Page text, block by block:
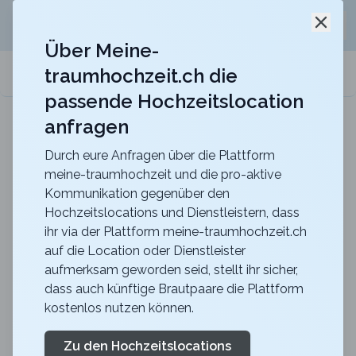
meine-traumhochzeit.ch
b_smart hotel Schönenwerd
Für ein zauberhaftes Hochzeitsfest
Zurück zur Suche
The Alpina Gstaad -
RESTAURANT MEGU
4.8
Abendessen
BE
Über Meine-
traumhochzeit.ch die
passende Hochzeitslocation
anfragen
Durch eure Anfragen über die Plattform
meine-traumhochzeit und die pro-aktive
Kommunikation gegenüber den
Hochzeitslocations und Dienstleistern, dass
ihr via der Plattform meine-traumhochzeit.ch
auf die Location oder Dienstleister
aufmerksam geworden seid, stellt ihr sicher,
dass auch künftige Brautpaare die Plattform
kostenlos nutzen können.
Zu den Hochzeitslocations